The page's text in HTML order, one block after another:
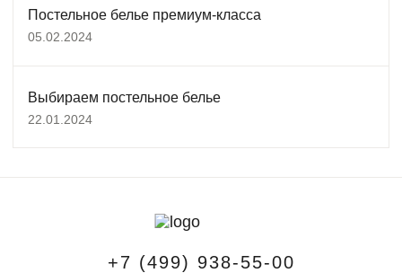
Постельное белье премиум-класса
05.02.2024
Выбираем постельное белье
22.01.2024
+7 (499) 938-55-00